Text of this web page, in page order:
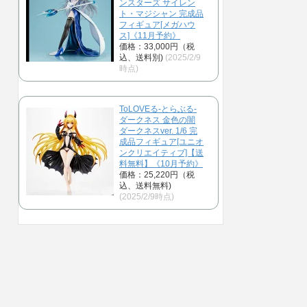
ンスターズ サイレン
ト・マジシャン 完成品
フィギュア[メガハウ
ス]《11月予約》
価格：33,000円（税
込、送料別) (2025/2/9
時点)
ToLOVEる-とらぶる-
ダークネス 金色の闇
ダークネスver. 1/6 完
成品フィギュア[ユニオ
ンクリエイティブ]【送
料無料】《10月予約》
価格：25,220円（税
込、送料無料)
(2025/2/9時点)